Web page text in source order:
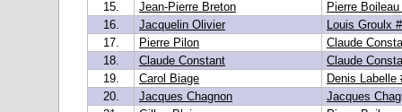
15.
Jean-Pierre Breton
Pierre
16.
Jacquelin Olivier
Louis Groulx
17.
Pierre Pilon
Claude
18.
Claude Constant
Claude
19.
Carol Biage
Denis Labelle
20.
Jacques Chagnon
Jacques